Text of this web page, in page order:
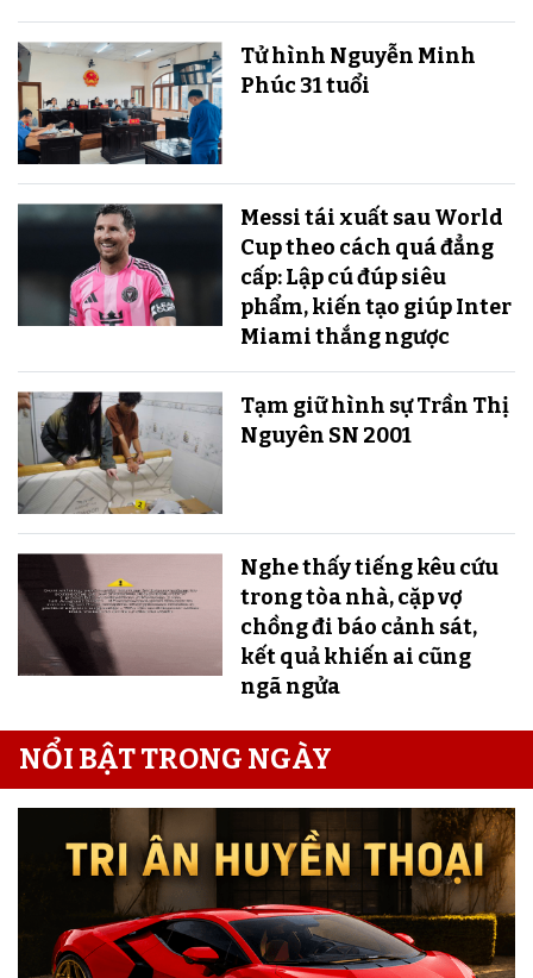
Tử hình Nguyễn Minh
Phúc 31 tuổi
Messi tái xuất sau World
Cup theo cách quá đẳng
cấp: Lập cú đúp siêu
phẩm, kiến tạo giúp Inter
Miami thắng ngược
Tạm giữ hình sự Trần Thị
Nguyên SN 2001
Nghe thấy tiếng kêu cứu
trong tòa nhà, cặp vợ
chồng đi báo cảnh sát,
kết quả khiến ai cũng
ngã ngửa
NỔI BẬT TRONG NGÀY